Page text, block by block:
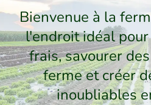
Bienvenue à la
l'endroit idéal
frais, savourer
ferme et créer
inoubliables